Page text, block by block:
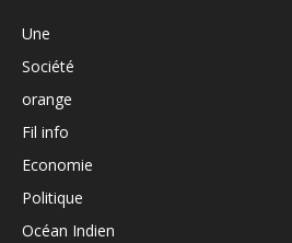
Une
Société
orange
Fil info
Economie
Politique
Océan Indien